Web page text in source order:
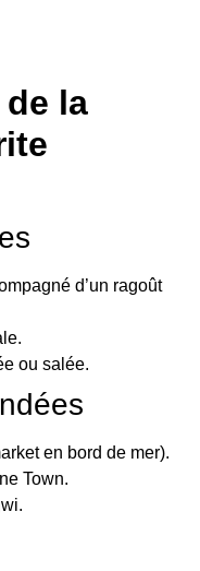
la
d’un ragoût
ou salée.
en bord de mer).
Town.